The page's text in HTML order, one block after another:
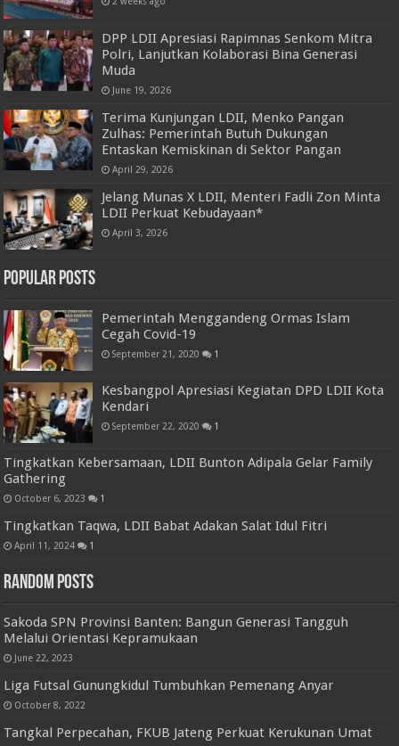
DPP LDII Apresiasi Rapimnas Senkom Mitra
Polri, Lanjutkan Kolaborasi Bina Generasi
Muda
June 19, 2026
Terima Kunjungan LDII, Menko Pangan
Zulhas: Pemerintah Butuh Dukungan
Entaskan Kemiskinan di Sektor Pangan
April 29, 2026
Jelang Munas X LDII, Menteri Fadli Zon Minta
LDII Perkuat Kebudayaan*
April 3, 2026
Popular Posts
Pemerintah Menggandeng Ormas Islam
Cegah Covid-19
September 21, 2020 1
Kesbangpol Apresiasi Kegiatan DPD LDII Kota
Kendari
September 22, 2020 1
Tingkatkan Kebersamaan, LDII Bunton Adipala Gelar Family
Gathering
October 6, 2023 1
Tingkatkan Taqwa, LDII Babat Adakan Salat Idul Fitri
April 11, 2024 1
Random Posts
Sakoda SPN Provinsi Banten: Bangun Generasi Tangguh
Melalui Orientasi Kepramukaan
June 22, 2023
Liga Futsal Gunungkidul Tumbuhkan Pemenang Anyar
October 8, 2022
Tangkal Perpecahan, FKUB Jateng Perkuat Kerukunan Umat